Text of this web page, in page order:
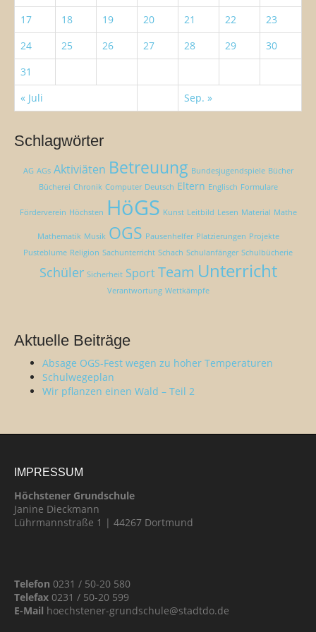
17
18 19 20 21 22
23
24
25 26 27 28 29
30
31
« Juli
Sep. »
Schlagwörter
AG AGs Aktiviäten Betreuung Bundesjugendspiele Bücher
Bücherei Chronik Computer Deutsch Eltern Englisch Formulare
Förderverein Höchsten HöGS Kunst Leitbild Lesen Material Mathe
Mathematik Musik OGS Pausenhelfer Platzierungen Projekte
Pusteblume Religion Sachunterricht Schach Schulanfänger Schulbücherie
Schüler Sicherheit Sport Team Unterricht
Verantwortung Wettkämpfe
Aktuelle Beiträge
Absage OGS-Fest wegen zu hoher Temperaturen
Schulwegeplan
Wir pflanzen einen Wald – Teil 2
IMPRESSUM
Höchstener Grundschule
Janine Dieckmann
Lührmannstraße 1 | 44267 Dortmund
Telefon 0231 / 50-20 580
Telefax 0231 / 50-20 599
E-Mail hoechstener-grundschule@stadtdo.de